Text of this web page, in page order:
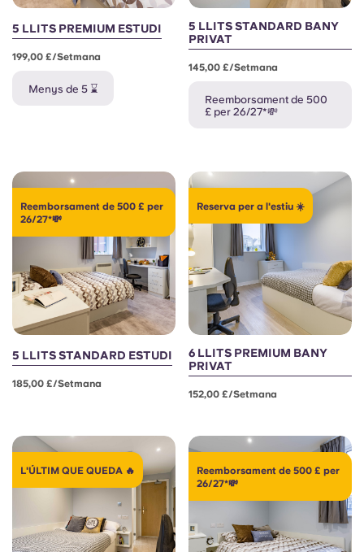
5 LLITS PREMIUM ESTUDI
199,00 £/setmana
Menys de 5 ⌛
5 LLITS STANDARD BANY
PRIVAT
145,00 £/setmana
Reemborsament de 500
£ per 26/27*💸
Reemborsament de 500 £ per
26/27*💸
5 LLITS STANDARD ESTUDI
185,00 £/setmana
Reserva per a l'estiu ☀️
6 LLITS PREMIUM BANY
PRIVAT
152,00 £/setmana
L'ÚLTIM QUE QUEDA 🔥
Reemborsament de 500 £ per
26/27*💸